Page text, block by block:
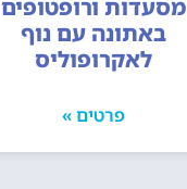
מסעדות ורופטופים
באתונה עם נוף
לאקרופוליס
פרטים »